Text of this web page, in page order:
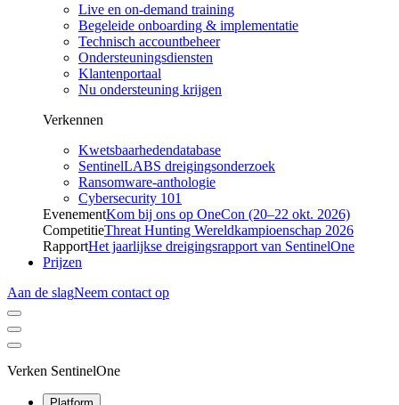
Live en on-demand training
Begeleide onboarding & implementatie
Technisch accountbeheer
Ondersteuningsdiensten
Klantenportaal
Nu ondersteuning krijgen
Verkennen
Kwetsbaarhedendatabase
SentinelLABS dreigingsonderzoek
Ransomware-anthologie
Cybersecurity 101
EvenementKom bij ons op OneCon (20–22 okt. 2026)
CompetitieThreat Hunting Wereldkampioenschap 2026
RapportHet jaarlijkse dreigingsrapport van SentinelOne
Prijzen
Aan de slagNeem contact op
Verken SentinelOne